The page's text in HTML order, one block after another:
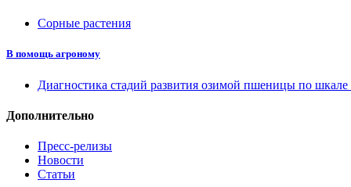
Сорные растения
В помощь агроному
Диагностика стадий развития озимой пшеницы по
Дополнительно
Пресс-релизы
Новости
Статьи